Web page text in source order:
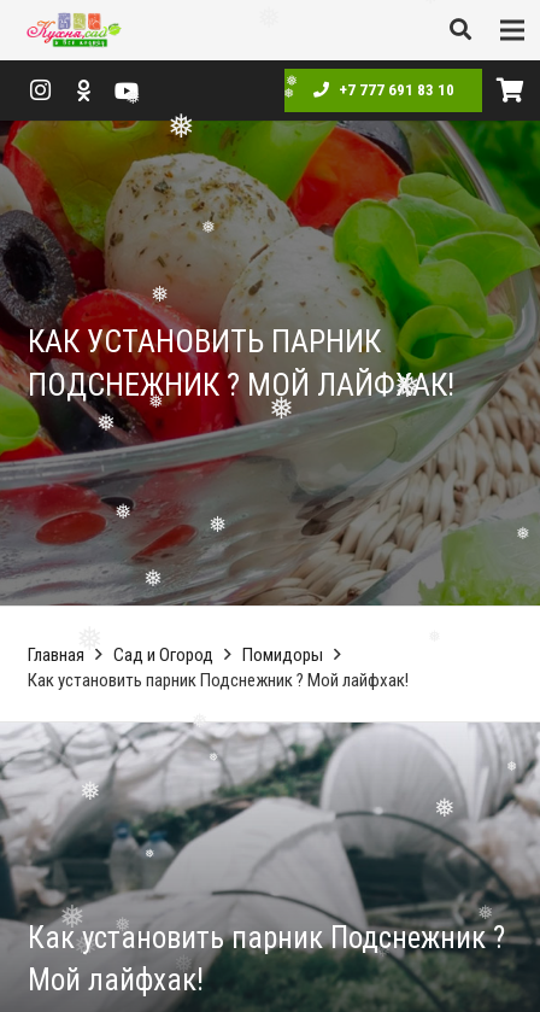
❅
❅
❅
❅
❅
❅
❅
❅
❅
❅
❅
❅
❅
❅
❅ ❅
❅
❅
❅
+7 777 691 83 10
КАК УСТАНОВИТЬ ПАРНИК
ПОДСНЕЖНИК ? МОЙ ЛАЙФХАК!
Главная Сад и Огород
Помидоры
Как установить парник Подснежник ? Мой лайфхак!
Как установить парник Подснежник ?
Мой лайфхак!